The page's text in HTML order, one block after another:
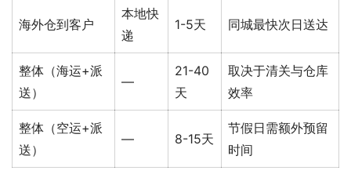
海外仓到客户
本地快
递
1-5天 同城最快次日送达
整体（海运+派
送）
—
21-40
天
取决于清关与仓库
效率
整体（空运+派
送）
— 8-15天
节假日需额外预留
时间